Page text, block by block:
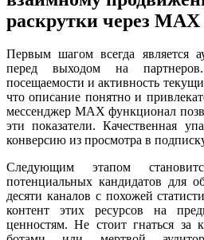
раскрутки через MAX
Первым шагом всегда является
перед выходом на партнеров.
посещаемости и активность
что описание понятно и
мессенджер MAX функционал
эти показатели. Качественная
конверсию из просмотра в
Следующим этапом
потенциальных кандидатов для
десяти каналов с похожей
контент этих ресурсов на
ценностям. Не стоит гнаться за